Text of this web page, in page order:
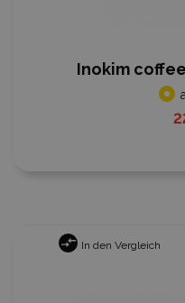
Inokim
In den Vergleich